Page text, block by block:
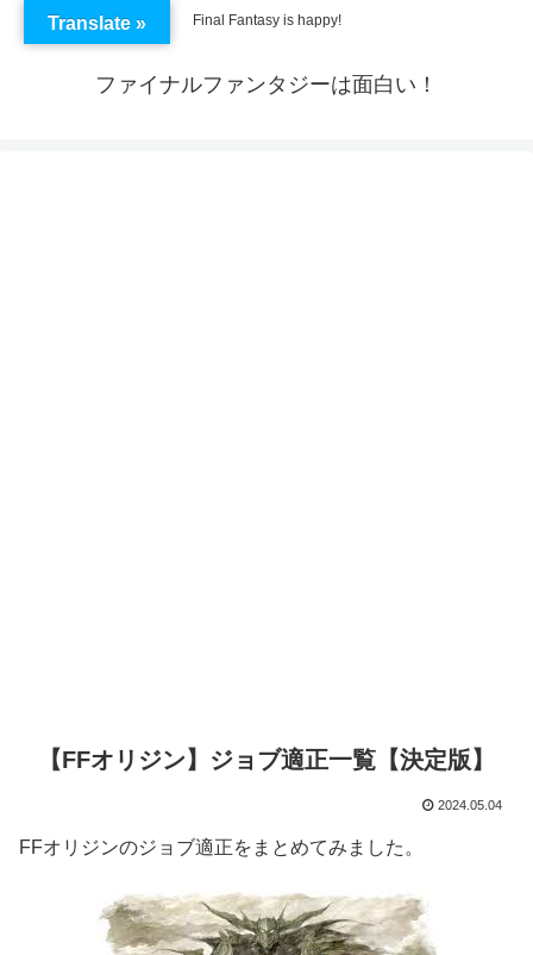
Final Fantasy is happy!
ファイナルファンタジーは面白い！
【FFオリジン】ジョブ適正一覧【決定版】
2024.05.04
FFオリジンのジョブ適正をまとめてみました。
Translate »